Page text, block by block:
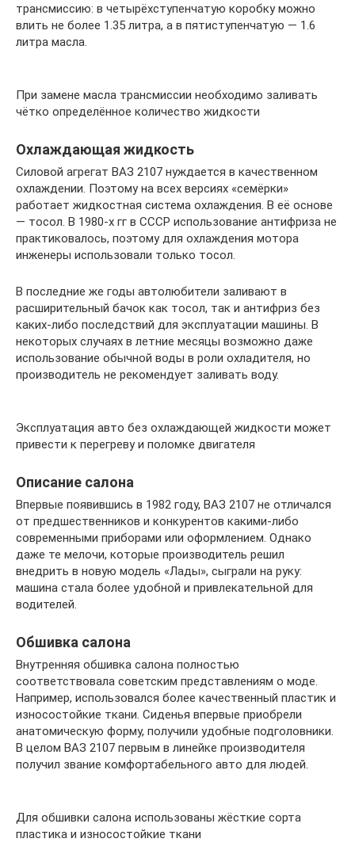
трансмиссию: в четырёхступенчатую коробку можно
влить не более 1.35 литра, а в пятиступенчатую — 1.6
литра масла.
При замене масла трансмиссии необходимо заливать
чётко определённое количество жидкости
Охлаждающая жидкость
Силовой агрегат ВАЗ 2107 нуждается в качественном
охлаждении. Поэтому на всех версиях «семёрки»
работает жидкостная система охлаждения. В её основе
— тосол. В 1980-х гг в СССР использование антифриза не
практиковалось, поэтому для охлаждения мотора
инженеры использовали только тосол.
В последние же годы автолюбители заливают в
расширительный бачок как тосол, так и антифриз без
каких-либо последствий для эксплуатации машины. В
некоторых случаях в летние месяцы возможно даже
использование обычной воды в роли охладителя, но
производитель не рекомендует заливать воду.
Эксплуатация авто без охлаждающей жидкости может
привести к перегреву и поломке двигателя
Описание салона
Впервые появившись в 1982 году, ВАЗ 2107 не отличался
от предшественников и конкурентов какими-либо
современными приборами или оформлением. Однако
даже те мелочи, которые производитель решил
внедрить в новую модель «Лады», сыграли на руку:
машина стала более удобной и привлекательной для
водителей.
Обшивка салона
Внутренняя обшивка салона полностью
соответствовала советским представлениям о моде.
Например, использовался более качественный пластик и
износостойкие ткани. Сиденья впервые приобрели
анатомическую форму, получили удобные подголовники.
В целом ВАЗ 2107 первым в линейке производителя
получил звание комфортабельного авто для людей.
Для обшивки салона использованы жёсткие сорта
пластика и износостойкие ткани